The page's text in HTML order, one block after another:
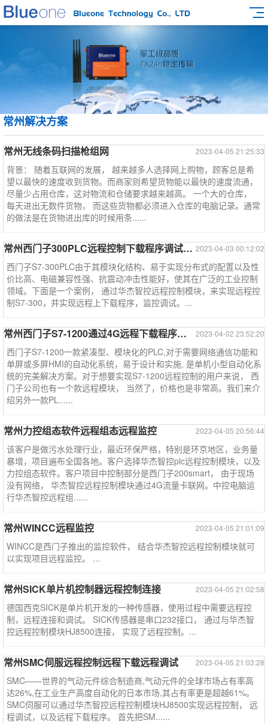
常州解决方案
2023-04-05 21:25:33
常州无线条码扫描枪组网
背景： 随着互联网的发展， 越来越多人选择网上购物，顾客总是希
望以最快的速度收到货物。而商家则希望货物能以最快的速度流通，
尽量少占用仓库，这对物流和仓储要求越来越高。 一个大的仓库，
每天进出无数件货物， 而这些货物都必须进入仓库的电脑记录。通常
的做法是在货物进出库的时候用条......
2023-04-03 00:12:02
常州西门子300PLC远程控制下载程序调试监控--西门子系列案例
西门子S7-300PLC由于其模块化结构、易于实现分布式的配置以及性
价比高、电磁兼容性强、抗震动冲击性能好，使其在广泛的工业控制
领域。下面是一个案例， 通过华杰智控远程控制模块，来实现远程控
制S7-300，并实现远程上下载程序，监控调试。...
2023-04-02 23:52:20
常州西门子S7-1200通过4G远程下载程序远程调试监控--西门子系列
西门子S7-1200一款紧凑型、模块化的PLC,对于需要网络通信功能和
单屏或多屏HMI的自动化系统，易于设计和实施, 是单机小型自动化系
统的完美解决方案。对于想要实现S7-1200远程控制的用户来说， 西
门子公司也有一个款远程模块， 当然了，价格也是非常高。我们来介
绍另外一款PL......
2023-04-05 20:56:44
常州力控组态软件远程组态远程监控
该客户是做污水处理行业，最近环保严格，特别是环京地区，业务量
暴增，项目遍布全国各地。客户选择华杰智控plc远程控制模块，以及
力控组态软件。客户项目中控制部分是西门子200smart， 由于现场
没有网络， 华杰智控远程控制模块通过4G流量卡联网。中控电脑运
行华杰智控远程组......
2023-04-05 21:01:09
常州WINCC远程监控
WINCC是西门子推出的监控软件， 结合华杰智控远程控制模块就可
以实现项目远程监控。 ...
2023-04-05 21:02:58
常州SICK单片机控制器远程控制连接
德国西克SICK是单片机开发的一种传感器，使用过程中需要远程控
制，远程连接和调试。 SICK传感器是串口232接口， 通过与华杰智
控远程控制模块HJ8500连接， 实现了远程控制。...
2023-04-05 21:03:28
常州SMC伺服远程控制远程下载远程调试
SMC——世界的气动元件综合制造商,气动元件的全球市场占有率高
达26%,在工业生产高度自动化的日本市场,其占有率更是超越61%。
SMC伺服可以通过华杰智控远程控制模块HJ8500实现远程控制， 远
程调试，以及远程下载程序。 首先把SM......